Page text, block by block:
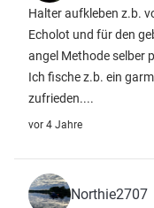
Halter aufkleben z.b.
Echolot und für den
angel Methode selber
Ich fische z.b. ein
zufrieden....
vor 4 Jahre
Northie2707